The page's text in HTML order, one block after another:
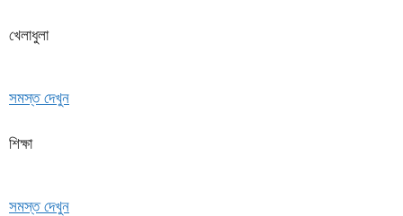
খেলাধুলা
সমস্ত দেখুন
শিক্ষা
সমস্ত দেখুন